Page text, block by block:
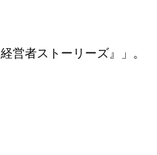
営者ストーリーズ』」。